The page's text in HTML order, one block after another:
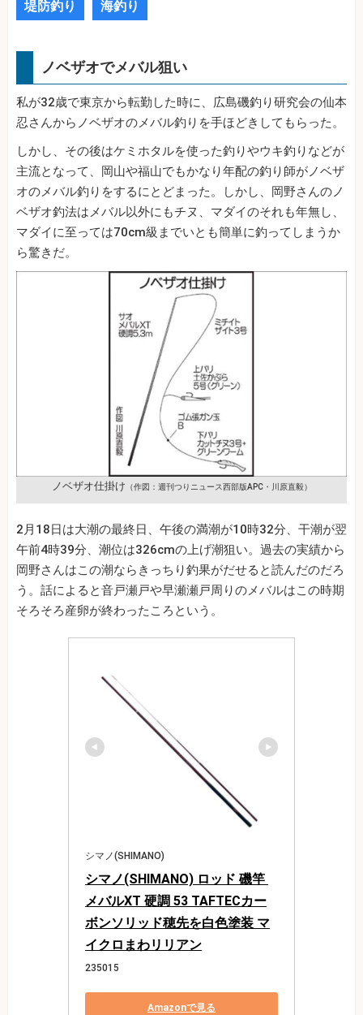
堤防釣り 海釣り
ノベザオでメバル狙い
私が32歳で東京から転勤した時に、広島磯釣り研究会の仙本
忍さんからノベザオのメバル釣りを手ほどきしてもらった。
しかし、その後はケミホタルを使った釣りやウキ釣りなどが
主流となって、岡山や福山でもかなり年配の釣り師がノベザ
オのメバル釣りをするにとどまった。しかし、岡野さんのノ
ベザオ釣法はメバル以外にもチヌ、マダイのそれも年無し、
マダイに至っては70cm級までいとも簡単に釣ってしまうか
ら驚きだ。
ノベザオ仕掛け （作図：週刊つりニュース西部版APC・川原直毅）
2月18日は大潮の最終日、午後の満潮が10時32分、干潮が翌
午前4時39分、潮位は326cmの上げ潮狙い。過去の実績から
岡野さんはこの潮ならきっちり釣果がだせると読んだのだろ
う。話によると音戸瀬戸や早瀬瀬戸周りのメバルはこの時期
そろそろ産卵が終わったころという。
シマノ(SHIMANO)
シマノ(SHIMANO) ロッド 磯竿
メバルXT 硬調 53 TAFTECカー
ボンソリッド穂先を白色塗装 マ
イクロまわリリアン
235015
Amazonで見る